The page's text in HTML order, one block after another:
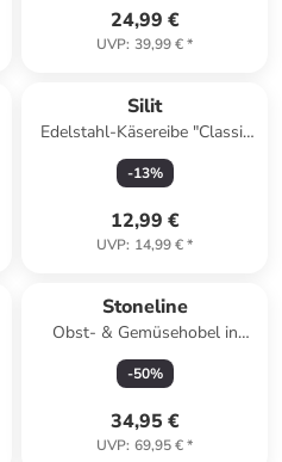
24,99 €
UVP: 39,99 €*
Silit
Edelstahl-Käsereibe "Classic
Line" - (L)25 cm
-13%
12,99 €
UVP: 14,99 €*
Stoneline
Obst- & Gemüsehobel in
Silber - (L)42 x (B)13 cm
-50%
34,95 €
UVP: 69,95 €*